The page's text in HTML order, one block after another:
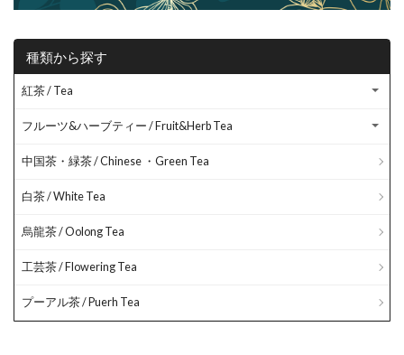
種類から探す
紅茶 / Tea
フルーツ&ハーブティー / Fruit&Herb Tea
中国茶・緑茶 / Chinese ・Green Tea
白茶 / White Tea
烏龍茶 / Oolong Tea
工芸茶 / Flowering Tea
プーアル茶 / Puerh Tea